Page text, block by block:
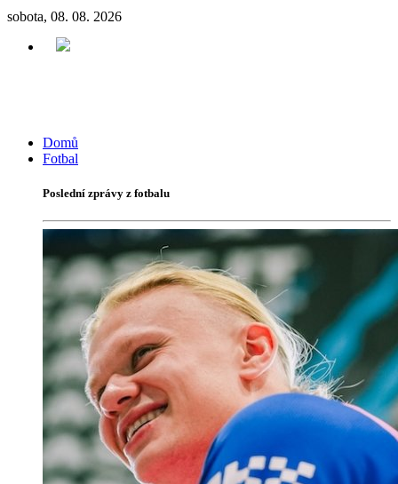
sobota, 08. 08. 2026
Domů
Fotbal
Poslední zprávy z fotbalu